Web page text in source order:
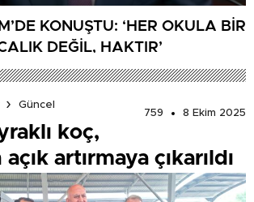
KONUŞTU: ‘HER OKULA BİR
DEĞİL, HAKTIR’
Güncel
759
8 Ekim 2025
koç,
artırmaya çıkarıldı